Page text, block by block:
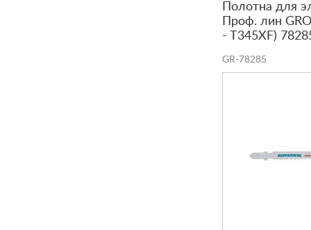
Полотна для
Проф. лин
- T345XF)
GR-78285